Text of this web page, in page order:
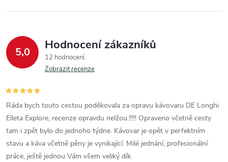
5,0 Hodnocení zákazníků
12 hodnocení
Zobrazit recenze
Ráda bych touto cestou poděkovala za opravu kávovaru DE Longhi
Elleta Explore, recenze opravdu nelžou.!!!!! Opraveno včetně cesty
tam i zpět bylo do jednoho týdne. Kávovar je opět v perfektním
stavu a káva včetně pěny je vynikající. Milé jednání, profesionální
práce, ještě jednou Vám všem veliký dík.